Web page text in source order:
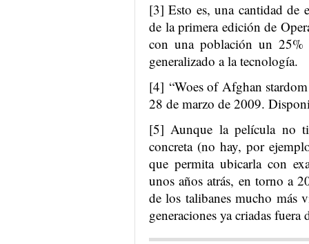
[3] Esto es, una cantidad de
de la primera edición de
con una población un 25%
generalizado a la tecnología.
[4] “Woes of Afghan
28 de marzo de 2009.
[5] Aunque la película no
concreta (no hay, por
que permita ubicarla con
unos años atrás, en torno a
de los talibanes mucho más
generaciones ya criadas fuera